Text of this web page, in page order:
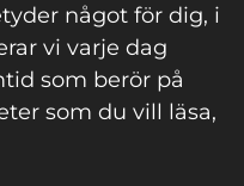
något för dig, i
vi varje dag
som berör på
som du vill läsa,